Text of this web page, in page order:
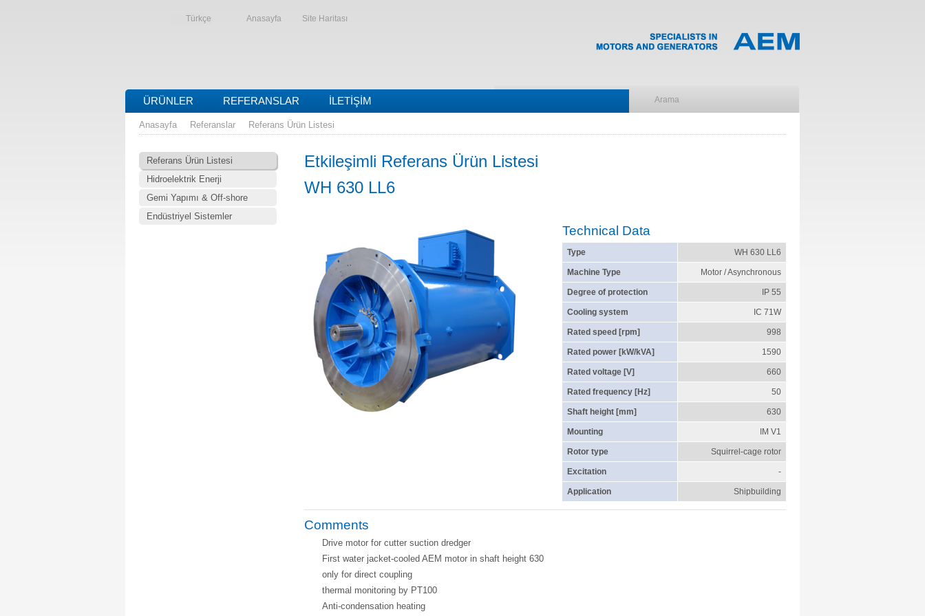
Türkçe Anasayfa Site Haritası
ÜRÜNLER REFERANSLAR İLETIŞIM
Anasayfa Referanslar Referans Ürün Listesi
Referans Ürün Listesi
Hidroelektrik Enerji
Gemi Yapımı & Off-shore
Endüstriyel Sistemler
Etkileşimli Referans Ürün Listesi
WH 630 LL6
Technical Data
Type WH 630 LL6
Machine Type Motor / Asynchronous
Degree of protection IP 55
Cooling system IC 71W
Rated speed [rpm] 998
Rated power [kW/kVA] 1590
Rated voltage [V] 660
Rated frequency [Hz] 50
Shaft height [mm] 630
Mounting IM V1
Rotor type Squirrel-cage rotor
Excitation -
Application Shipbuilding
Comments
Drive motor for cutter suction dredger
First water jacket-cooled AEM motor in shaft height 630
only for direct coupling
thermal monitoring by PT100
Anti-condensation heating